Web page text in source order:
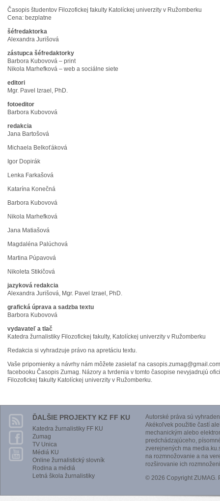
Časopis študentov Filozofickej fakulty Katolíckej univerzity v Ružomberku
Cena: bezplatne
šéfredaktorka
Alexandra Jurišová
zástupca šéfredaktorky
Barbora Kubovová – print
Nikola Marhefková – web a sociálne siete
editori
Mgr. Pavel Izrael, PhD.
fotoeditor
Barbora Kubovová
redakcia
Jana Bartošová
Michaela Belkoťáková
Igor Dopirák
Lenka Farkašová
Katarína Konečná
Barbora Kubovová
Nikola Marhefková
Jana Matiašová
Magdaléna Palúchová
Martina Púpavová
Nikoleta Stikičová
jazyková redakcia
Alexandra Jurišová, Mgr. Pavel Izrael, PhD.
grafická úprava a sadzba textu
Barbora Kubovová
vydavateľ a tlač
Katedra žurnalistiky Filozofickej fakulty, Katolíckej univerzity v Ružomberku
Redakcia si vyhradzuje právo na apretáciu textu.
Vaše pripomienky a návrhy nám môžete zasielať na
facebooku Časopis Zumag. Názory a tvrdenia v tomto časopise nevyjadrujú
Filozofickej fakulty Katolíckej univerzity v Ružomberku.
ĎALŠIE PROJEKTY KZ FF KU
Katedra žurnalistiky FF KU
Zumag
TV Unica
Médiá KU
Online žurnalistický slovník
Rodina a médiá
Letná škola žurnalistiky
Autorské práva sú
Akékoľvek použitie častí
mechanickým alebo
predchádzajúceho,
zverejnených ma
na rozmnožovanie a na
rozširovanie ich
© 2026 Copyright ZUMAG.